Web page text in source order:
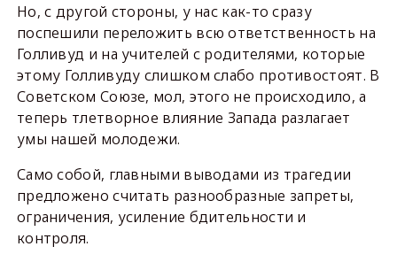
Но, с другой стороны, у нас как-то сразу
поспешили переложить всю ответственность на
Голливуд и на учителей с родителями, которые
этому Голливуду слишком слабо противостоят. В
Советском Союзе, мол, этого не происходило, а
теперь тлетворное влияние Запада разлагает
умы нашей молодежи.
Само собой, главными выводами из трагедии
предложено считать разнообразные запреты,
ограничения, усиление бдительности и
контроля.